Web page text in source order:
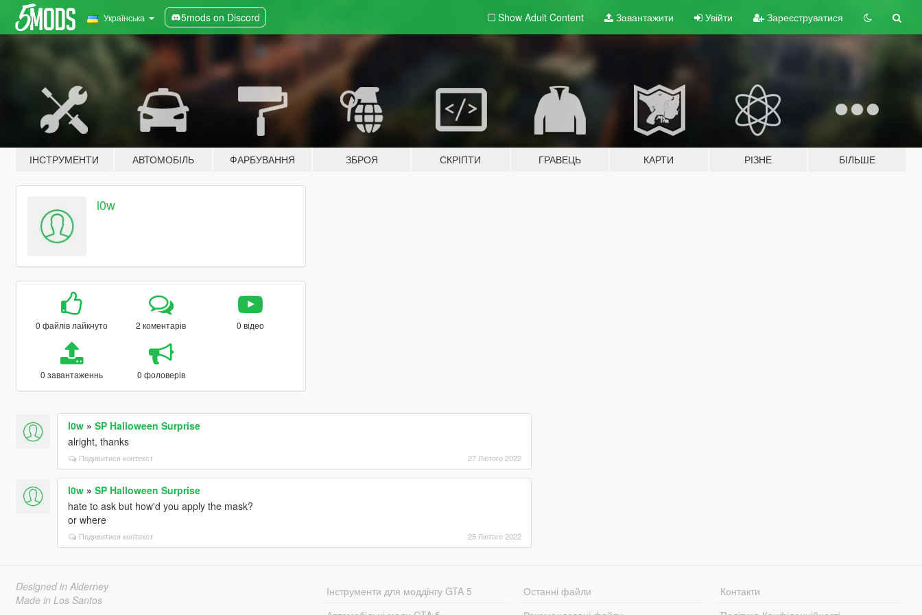
Українська 5mods on Discord Show Adult Content Завантажити Увійти Зареєструватися
ІНСТРУМЕНТИ АВТОМОБІЛЬ ФАРБУВАННЯ ЗБРОЯ СКРІПТИ ГРАВЕЦЬ КАРТИ РІЗНЕ БІЛЬШЕ
l0w
0 файлів лайкнуто 2 коментарів 0 відео
0 завантаженнь 0 фоловерів
l0w» SP Halloween Surprise
alright, thanks
Подивитися контекст 27 Лютого 2022
l0w» SP Halloween Surprise
hate to ask but how'd you apply the mask?
or where
Подивитися контекст 25 Лютого 2022
Designed in Alderney
Made in Los Santos
Інструменти для моддінгу GTA 5
Останні файли
Контакти